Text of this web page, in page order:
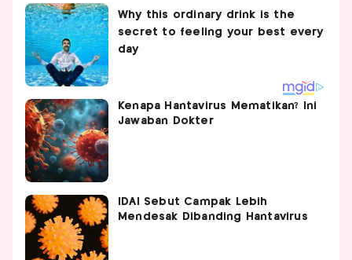
Kenapa Hantavirus Mematikan? Ini
Jawaban Dokter
IDAI Sebut Campak Lebih
Mendesak Dibanding Hantavirus